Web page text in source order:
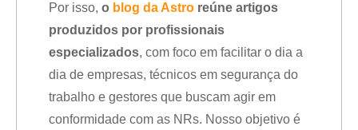
Por isso, o blog da Astro reúne artigos
produzidos por profissionais
especializados, com foco em facilitar o dia a
dia de empresas, técnicos em segurança do
trabalho e gestores que buscam agir em
conformidade com as NRs. Nosso objetivo é